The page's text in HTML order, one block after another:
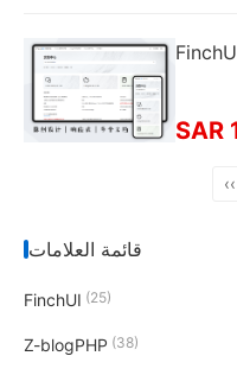
SAR
‹‹
قائمة العلامات
FinchUI (25)
Z-blogPHP (38)